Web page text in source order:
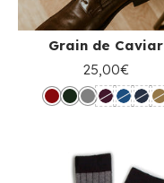
Grain de Caviar
25,00€